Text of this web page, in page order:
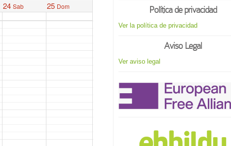
24 Sab 25 Dom Política de privacidad
Ver la política de privacidad
Aviso Legal
Ver aviso legal